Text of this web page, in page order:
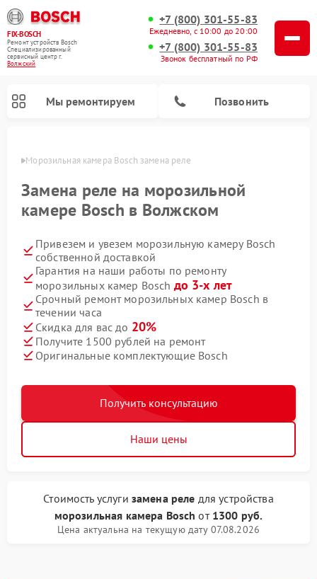
FIX-BOSCH
Ремонт устройств Bosch
Специализированный
cервисный центр г.
Волжский
+7 (800) 301-55-83
Ежедневно, с 10:00 до 20:00
+7 (800) 301-55-83
Звонок бесплатный по РФ
Мы ремонтируем Позвонить
Морозильная камера Bosch замена реле
Замена реле на морозильной
камере Bosch в Волжском
Привезем и увезем морозильную камеру Bosch
собственной доставкой
Гарантия на наши работы по ремонту
морозильных камер Bosch до 3-х лет
Срочный ремонт морозильных камер Bosch в
течении часа
Скидка для вас до 20%
Получите 1500 рублей на ремонт
Оригинальные комплектующие Bosch
Получить консультацию
Наши цены
Стоимость услуги замена реле для устройства
морозильная камера Bosch от 1300 руб.
Цена актуальна на текущую дату 07.08.2026